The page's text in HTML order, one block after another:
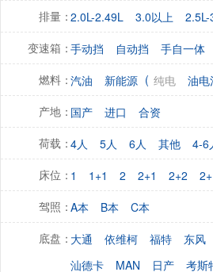
排量：2.0L-2.49L 3.0以上 2.5L-
变速箱：手动挡 自动挡 手自一体
燃料：汽油 新能源 ( 纯电 油电
产地：国产 进口 合资
荷载：4人 5人 6人 其他 4-6
床位：1 1+1 2 2+1 2+2
驾照：A本 B本 C本
底盘：大通 依维柯 福特 东风
汕德卡
MAN 日产 考斯